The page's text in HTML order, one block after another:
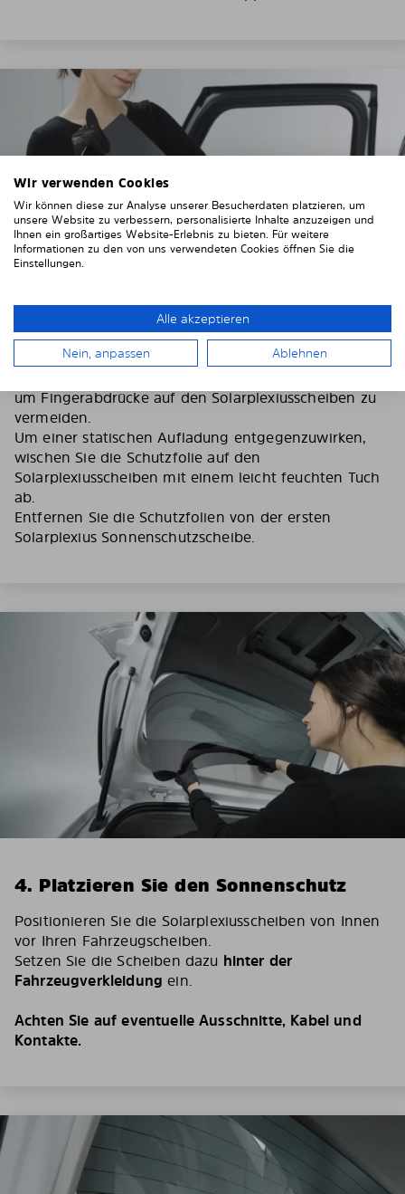
3. Entfernen Sie die Schutzfolien
um Fingerabdrücke auf den Solarplexiusscheiben zu
vermeiden.
Um einer statischen Aufladung entgegenzuwirken,
wischen Sie die Schutzfolie auf den
Solarplexiusscheiben mit einem leicht feuchten Tuch
ab.
Entfernen Sie die Schutzfolien von der ersten
Solarplexius Sonnenschutzscheibe.
4. Platzieren Sie den Sonnenschutz
Positionieren Sie die Solarplexiusscheiben von Innen
vor Ihren Fahrzeugscheiben.
Setzen Sie die Scheiben dazu hinter der
Fahrzeugverkleidung ein.
Achten Sie auf eventuelle Ausschnitte, Kabel und
Kontakte.
Wir verwenden Cookies
Wir können diese zur Analyse unserer Besucherdaten platzieren, um
unsere Website zu verbessern, personalisierte Inhalte anzuzeigen und
Ihnen ein großartiges Website-Erlebnis zu bieten. Für weitere
Informationen zu den von uns verwendeten Cookies öffnen Sie die
Einstellungen.
Alle akzeptieren
Nein, anpassen Ablehnen